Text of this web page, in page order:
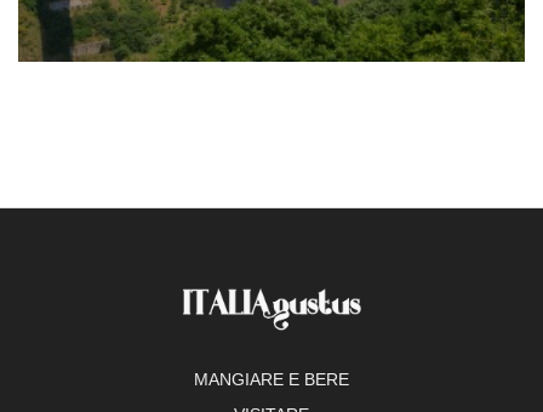
MANGIARE E BERE